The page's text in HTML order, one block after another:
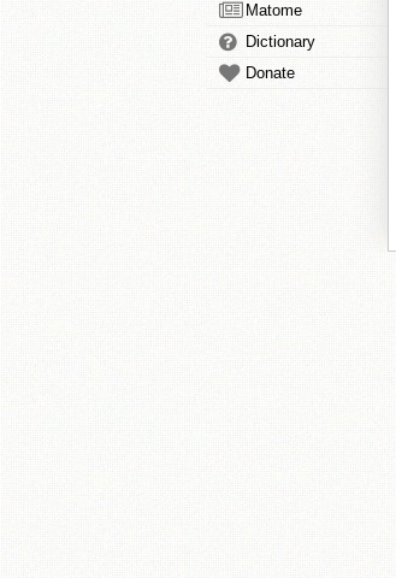
Matome
Dictionary
Donate